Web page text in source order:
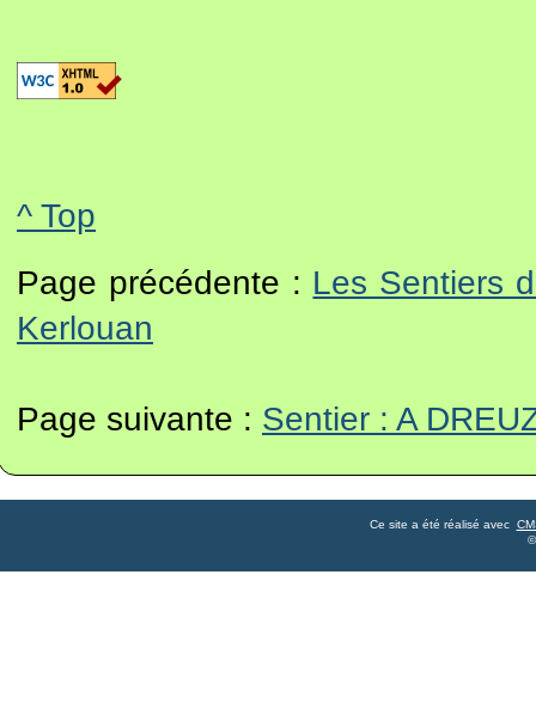
^ Top
Page précédente : Les Sentiers
Kerlouan
Page suivante : Sentier : A
Ce site a été réalisé avec